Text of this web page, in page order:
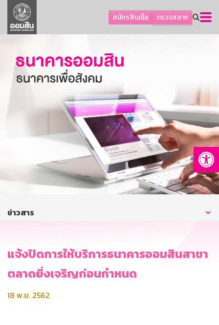
สมัครสินเชื่อ ตรวจสลาก
ลูกค้าธุรกิจ
ลูกค้าผู้ประกอบรายย่อย
ออมเพื่อสุข
เกี่ยวกับธนาคาร
การพัฒนาที่ยั่งยืน
บริการทางการเงิน
ติดต่อเรา
บริการออนไลน์
ข่าวสาร
แจ้งปิดการให้บริการธนาคารออมสินสาขา
ตลาดยิ่งเจริญก่อนกำหนด
18 พ.ย. 2562